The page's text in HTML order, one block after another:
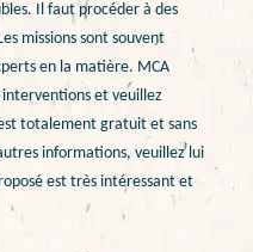
Il faut procéder à des
missions sont souvent
en la matière. MCA
et veuillez
totalement gratuit et sans
informations, veuillez lui
est très intéressant et